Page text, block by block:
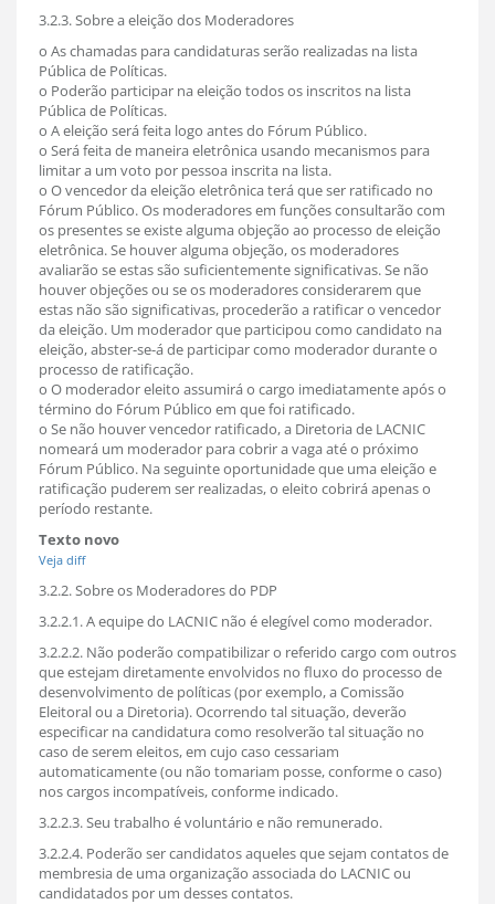
3.2.3. Sobre a eleição dos Moderadores
o As chamadas para candidaturas serão realizadas na lista
Pública de Políticas.
o Poderão participar na eleição todos os inscritos na lista
Pública de Políticas.
o A eleição será feita logo antes do Fórum Público.
o Será feita de maneira eletrônica usando mecanismos para
limitar a um voto por pessoa inscrita na lista.
o O vencedor da eleição eletrônica terá que ser ratificado no
Fórum Público. Os moderadores em funções consultarão com
os presentes se existe alguma objeção ao processo de eleição
eletrônica. Se houver alguma objeção, os moderadores
avaliarão se estas são suficientemente significativas. Se não
houver objeções ou se os moderadores considerarem que
estas não são significativas, procederão a ratificar o vencedor
da eleição. Um moderador que participou como candidato na
eleição, abster-se-á de participar como moderador durante o
processo de ratificação.
o O moderador eleito assumirá o cargo imediatamente após o
término do Fórum Público em que foi ratificado.
o Se não houver vencedor ratificado, a Diretoria de LACNIC
nomeará um moderador para cobrir a vaga até o próximo
Fórum Público. Na seguinte oportunidade que uma eleição e
ratificação puderem ser realizadas, o eleito cobrirá apenas o
período restante.
Texto novo
Veja diff
3.2.2. Sobre os Moderadores do PDP
3.2.2.1. A equipe do LACNIC não é elegível como moderador.
3.2.2.2. Não poderão compatibilizar o referido cargo com outros
que estejam diretamente envolvidos no fluxo do processo de
desenvolvimento de políticas (por exemplo, a Comissão
Eleitoral ou a Diretoria). Ocorrendo tal situação, deverão
especificar na candidatura como resolverão tal situação no
caso de serem eleitos, em cujo caso cessariam
automaticamente (ou não tomariam posse, conforme o caso)
nos cargos incompatíveis, conforme indicado.
3.2.2.3. Seu trabalho é voluntário e não remunerado.
3.2.2.4. Poderão ser candidatos aqueles que sejam contatos de
membresia de uma organização associada do LACNIC ou
candidatados por um desses contatos.